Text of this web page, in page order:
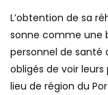
L’obtention de sa
sonne comme une
personnel de santé
obligés de voir
lieu de région du